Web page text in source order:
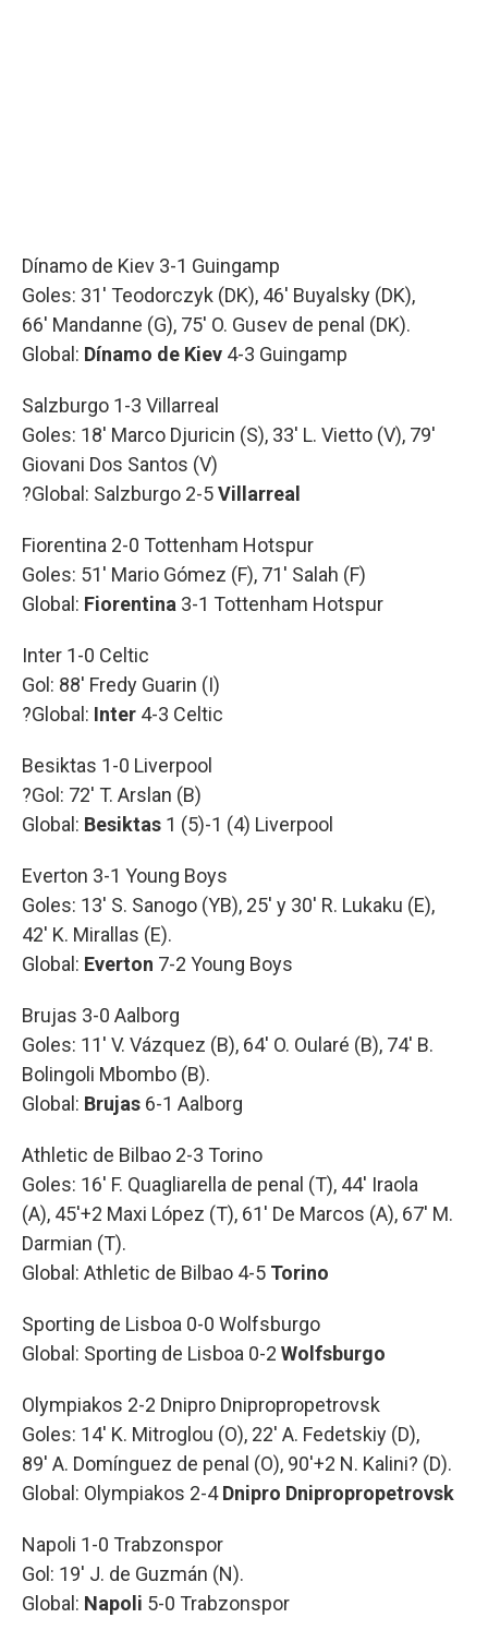
Dínamo de Kiev 3-1 Guingamp
Goles: 31' Teodorczyk (DK), 46' Buyalsky (DK),
66' Mandanne (G), 75' O. Gusev de penal (DK).
Global: Dínamo de Kiev 4-3 Guingamp
Salzburgo 1-3 Villarreal
Goles: 18' Marco Djuricin (S), 33' L. Vietto (V), 79'
Giovani Dos Santos (V)
?Global: Salzburgo 2-5Villarreal
Fiorentina 2-0 Tottenham Hotspur
Goles: 51' Mario Gómez (F), 71' Salah (F)
Global: Fiorentina 3-1 Tottenham Hotspur
Inter 1-0 Celtic
Gol: 88' Fredy Guarin (I)
?Global: Inter 4-3 Celtic
Besiktas 1-0 Liverpool
?Gol: 72' T. Arslan (B)
Global: Besiktas 1 (5)-1 (4) Liverpool
Everton 3-1 Young Boys
Goles: 13' S. Sanogo (YB), 25' y 30' R. Lukaku (E),
42' K. Mirallas (E).
Global: Everton 7-2 Young Boys
Brujas 3-0 Aalborg
Goles: 11' V. Vázquez (B), 64' O. Oularé (B), 74' B.
Bolingoli Mbombo (B).
Global: Brujas 6-1 Aalborg
Athletic de Bilbao 2-3 Torino
Goles: 16' F. Quagliarella de penal (T), 44' Iraola
(A), 45'+2 Maxi López (T), 61' De Marcos (A), 67' M.
Darmian (T).
Global: Athletic de Bilbao 4-5 Torino
Sporting de Lisboa 0-0 Wolfsburgo
Global: Sporting de Lisboa 0-2 Wolfsburgo
Olympiakos 2-2 Dnipro Dnipropropetrovsk
Goles: 14' K. Mitroglou (O), 22' A. Fedetskiy (D),
89' A. Domínguez de penal (O), 90'+2 N. Kalini? (D).
Global: Olympiakos 2-4Dnipro Dnipropropetrovsk
Napoli 1-0 Trabzonspor
Gol: 19' J. de Guzmán (N).
Global: Napoli 5-0 Trabzonspor